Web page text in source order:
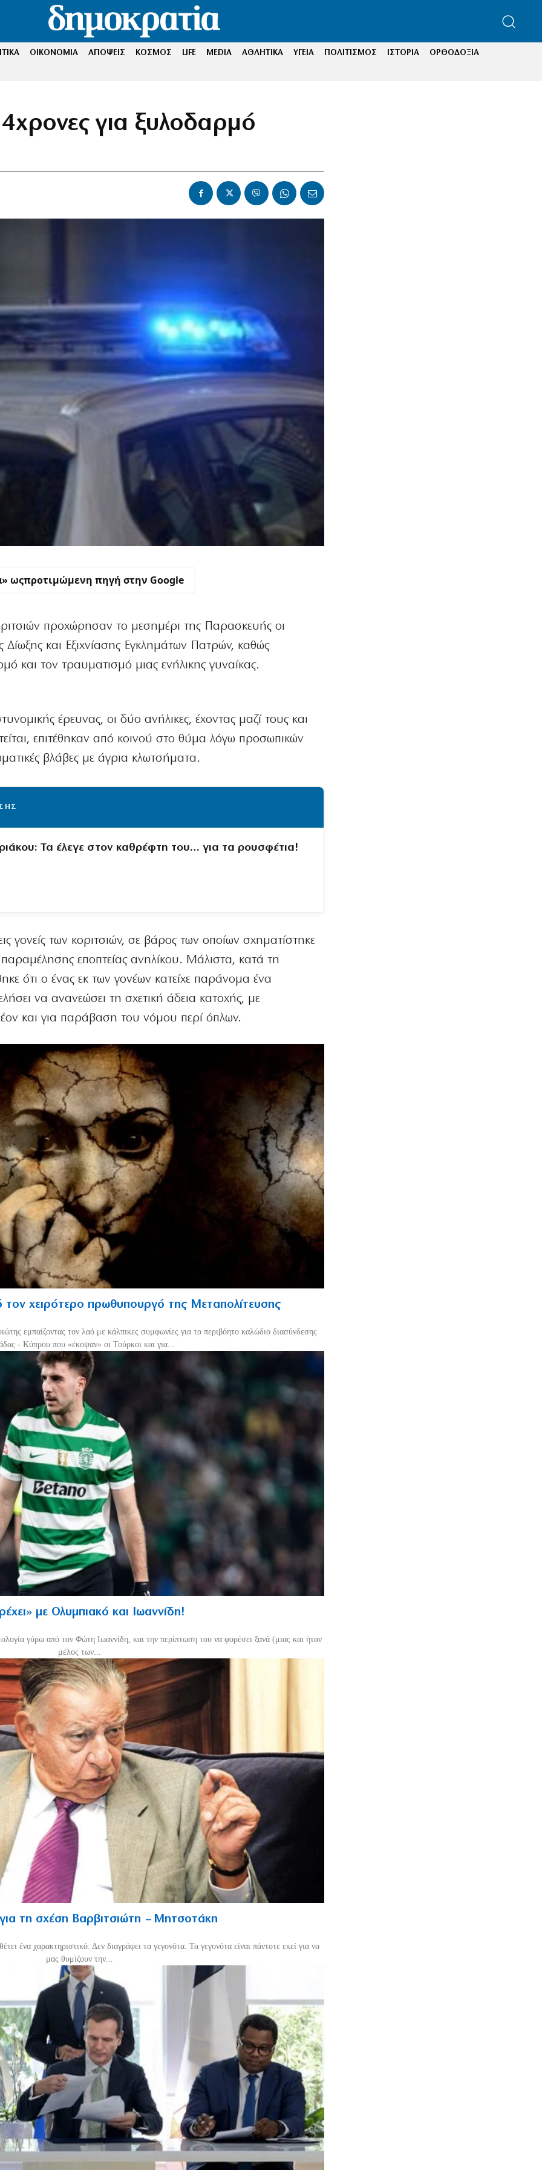
ΟΙΚΟΝΟΜΙΑ ΑΠΟΨΕΙΣ ΚΟΣΜΟΣ LIFE MEDIA ΑΘΛΗΤΙΚΑ ΥΓΕΙΑ ΠΟΛΙΤΙΣΜΟΣ ΙΣΤΟΡΙΑ ΟΡΘΟΔΟΞΙΑ
για ξυλοδαρμό
ωςπροτιμώμενη πηγή στην Google
προχώρησαν το μεσημέρι της Παρασκευής οι
Δίωξης και Εξιχνίασης Εγκλημάτων Πατρών, καθώς
και τον τραυματισμό μιας ενήλικης γυναίκας.
έρευνας, οι δύο ανήλικες, έχοντας μαζί τους και
επιτέθηκαν από κοινού στο θύμα λόγω προσωπικών
βλάβες με άγρια κλωτσήματα.
Τα έλεγε στον καθρέφτη του… για τα ρουσφέτια!
γονείς των κοριτσιών, σε βάρος των οποίων σχηματίστηκε
εποπτείας ανηλίκου. Μάλιστα, κατά τη
ότι ο ένας εκ των γονέων κατείχε παράνομα ένα
να ανανεώσει τη σχετική άδεια κατοχής, με
και για παράβαση του νόμου περί όπλων.
χειρότερο πρωθυπουργό της Μεταπολίτευσης
εμπαίζοντας τον λαό με κάλπικες συμφωνίες για το περιβόητο καλώδιο διασύνδεσης
- Κύπρου που «έκοψαν» οι Τούρκοι και για...
με Ολυμπιακό και Ιωαννίδη!
γύρω από τον Φώτη Ιωαννίδη, και την περίπτωση του να φορέσει ξανά (μιας και ήταν
μέλος των...
τη σχέση Βαρβιτσιώτη – Μητσοτάκη
ένα χαρακτηριστικό: Δεν διαγράφει τα γεγονότα. Τα γεγονότα είναι πάντοτε εκεί για να
μας θυμίζουν την...